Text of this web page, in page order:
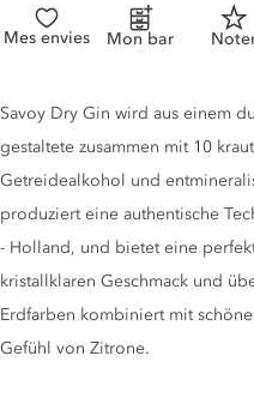
Mes envies Mon bar
Gin description
Savoy Dry Gin wird aus einem
gestaltete zusammen mit 10
Getreidealkohol und
produziert eine authentische
- Holland, und bietet eine
kristallklaren Geschmack und
Erdfarben kombiniert mit
Gefühl von Zitrone.